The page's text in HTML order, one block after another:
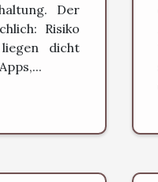
Der
Risiko
dicht